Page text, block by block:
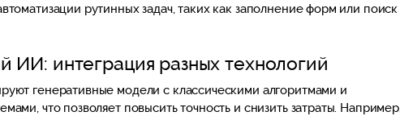
рутинных задач, таких как заполнение форм или поиск
ИИ: интеграция разных технологий
генеративные модели с классическими алгоритмами и
что позволяет повысить точность и снизить затраты. Например,